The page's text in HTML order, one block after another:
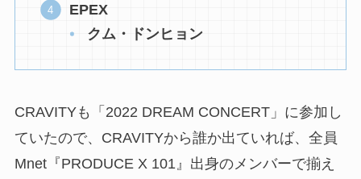
EPEX
クム・ドンヒョン
CRAVITYも「2022 DREAM CONCERT」に参加し
ていたので、CRAVITYから誰か出ていれば、全員
Mnet『PRODUCE X 101』出身のメンバーで揃え